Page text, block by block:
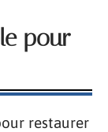
pour
restaurer